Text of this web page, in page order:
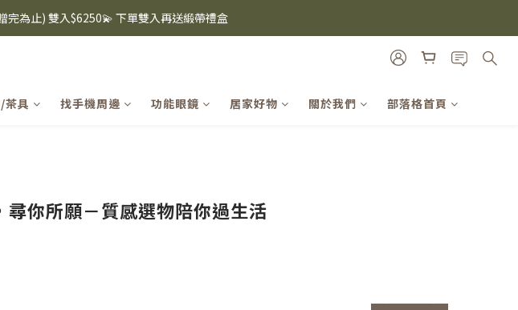
/ 滿$3000折$300 (排除Hazuki及EspressoTokyo)
為止) 雙入$6250💫 下單雙入再送緞帶禮盒
茶具 找手機周邊 功能眼鏡 居家好物 關於我們 部落格首頁
你所願－質感選物陪你過生活
prev
next